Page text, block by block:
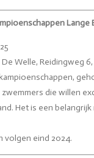
Lange
Welle, Reidingweg
die willen
Het is een
volgen eind 2024.